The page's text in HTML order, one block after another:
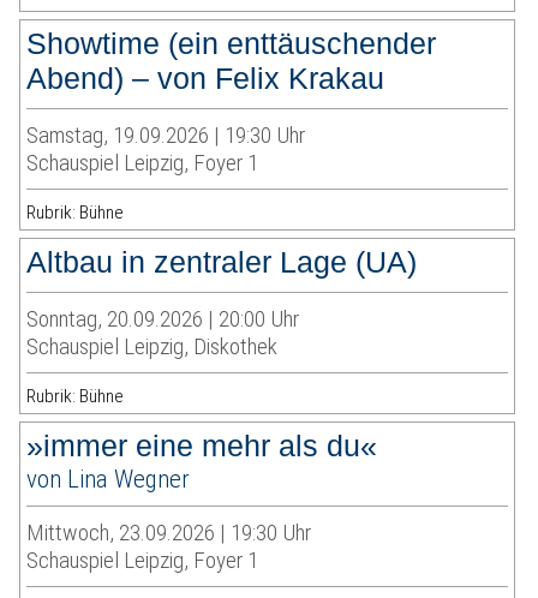
Showtime (ein enttäuschender
Abend) – von Felix Krakau
Samstag, 19.09.2026 | 19:30 Uhr
Schauspiel Leipzig, Foyer 1
Rubrik: Bühne
Altbau in zentraler Lage (UA)
Sonntag, 20.09.2026 | 20:00 Uhr
Schauspiel Leipzig, Diskothek
Rubrik: Bühne
»immer eine mehr als du«
von Lina Wegner
Mittwoch, 23.09.2026 | 19:30 Uhr
Schauspiel Leipzig, Foyer 1